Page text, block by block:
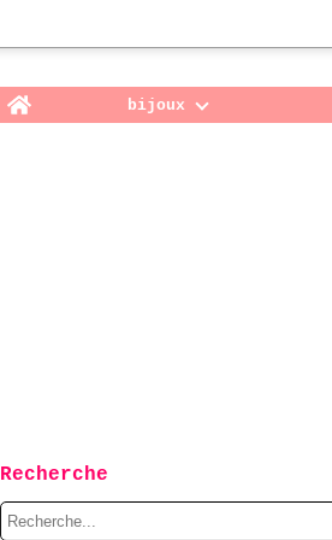
Home
bijoux
Recherche